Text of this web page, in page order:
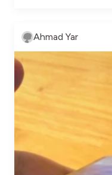
Ahmad Yar